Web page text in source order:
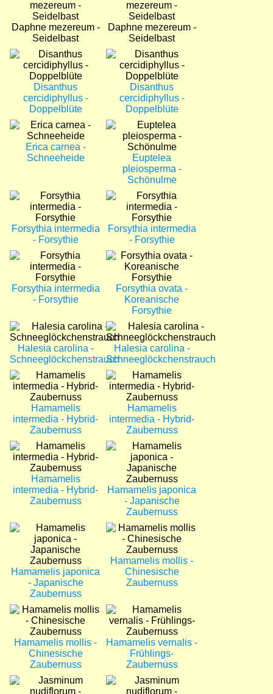
Daphne mezereum -
Seidelbast
Daphne mezereum -
Seidelbast
Bild
Disanthus
cercidiphyllus -
Doppelblüte
Bild
Disanthus
cercidiphyllus -
Doppelblüte
Bild
Erica carnea -
Schneeheide
Bild
Euptelea
pleiosperma -
Schönulme
Bild
Forsythia intermedia
- Forsythie
Bild
Forsythia intermedia
- Forsythie
Bild
Forsythia intermedia
- Forsythie
Bild
Forsythia ovata -
Koreanische
Forsythie
Bild
Halesia carolina -
Schneeglöckchenstrauch
Bild
Halesia carolina -
Schneeglöckchenstrauch
Bild
Hamamelis
intermedia - Hybrid-
Zaubernuss
Bild
Hamamelis
intermedia - Hybrid-
Zaubernuss
Bild
Hamamelis
intermedia - Hybrid-
Zaubernuss
Bild
Hamamelis japonica
- Japanische
Zaubernuss
Bild
Hamamelis japonica
- Japanische
Zaubernuss
Bild
Hamamelis mollis -
Chinesische
Zaubernuss
Bild
Hamamelis mollis -
Chinesische
Zaubernuss
Bild
Hamamelis vernalis -
Frühlings-
Zaubernuss
Bild
Bild